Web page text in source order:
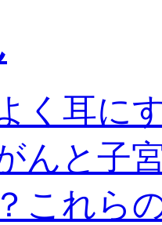
く耳に
んと子
これら